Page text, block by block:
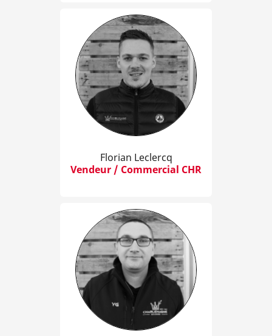
Florian Leclercq
Vendeur / Commercial CHR